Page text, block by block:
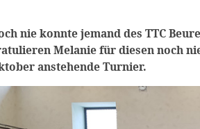
nie konnte jemand des TTC
Melanie für diesen noch
anstehende Turnier.